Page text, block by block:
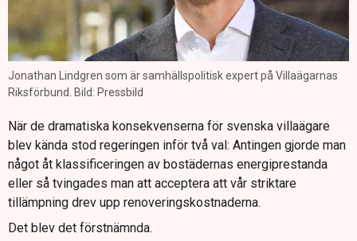
Jonathan Lindgren som är samhällspolitisk expert på Villaägarnas
Riksförbund. Bild: Pressbild
När de dramatiska konsekvenserna för svenska villaägare
blev kända stod regeringen inför två val: Antingen gjorde man
något åt klassificeringen av bostädernas energiprestanda
eller så tvingades man att acceptera att vår striktare
tillämpning drev upp renoveringskostnaderna.
Det blev det förstnämnda.